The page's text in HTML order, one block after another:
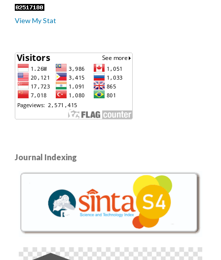
View My Stat
Journal Indexing